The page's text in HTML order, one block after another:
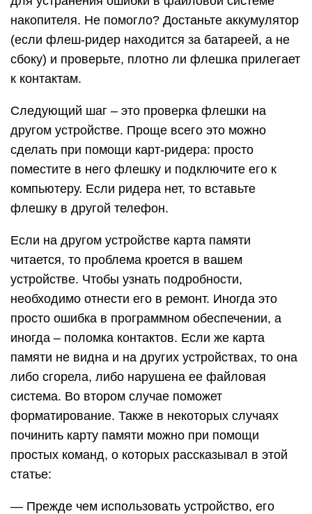
накопителя. Не помогло? Достаньте аккумулятор
(если флеш-ридер находится за батареей, а не
сбоку) и проверьте, плотно ли флешка прилегает
к контактам.
Следующий шаг – это проверка флешки на
другом устройстве. Проще всего это можно
сделать при помощи карт-ридера: просто
поместите в него флешку и подключите его к
компьютеру. Если ридера нет, то вставьте
флешку в другой телефон.
Если на другом устройстве карта памяти
читается, то проблема кроется в вашем
устройстве. Чтобы узнать подробности,
необходимо отнести его в ремонт. Иногда это
просто ошибка в программном обеспечении, а
иногда – поломка контактов. Если же карта
памяти не видна и на других устройствах, то она
либо сгорела, либо нарушена ее файловая
система. Во втором случае поможет
форматирование. Также в некоторых случаях
починить карту памяти можно при помощи
простых команд, о которых рассказывал в этой
статье:
— Прежде чем использовать устройство, его